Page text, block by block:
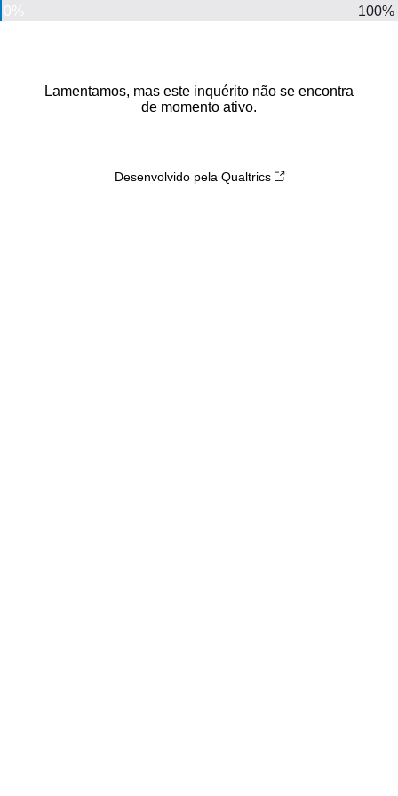
100%
Lamentamos, mas este inquérito não se encontra
de momento ativo.
Desenvolvido pela Qualtrics